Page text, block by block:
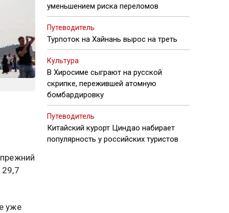
уже
уменьшением риска переломов
Путеводитель
Турпоток на Хайнань вырос на треть
Культура
В Хиросиме сыграют на русской
скрипке, пережившей атомную
бомбардировку
Путеводитель
Китайский курорт Циндао набирает
популярность у российских туристов